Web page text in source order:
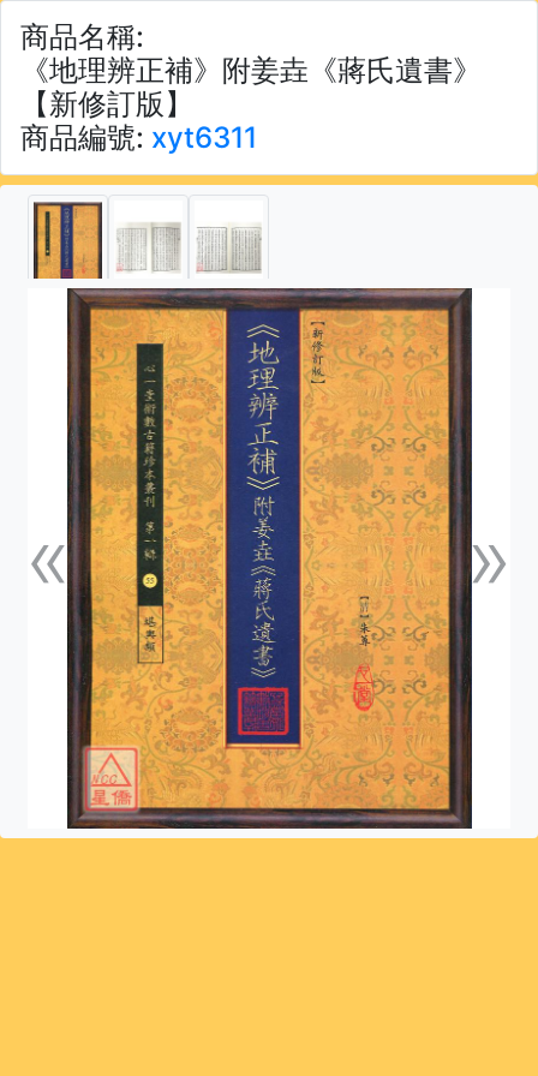
商品名稱:
《地理辨正補》附姜垚《蔣氏遺書》
【新修訂版】
商品編號: xyt6311
«
上一張 »下一